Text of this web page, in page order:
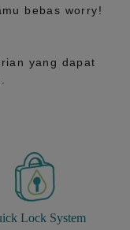
bebas worry!
yang dapat
Lock System